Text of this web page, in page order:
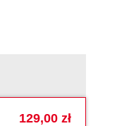
129,00 zł